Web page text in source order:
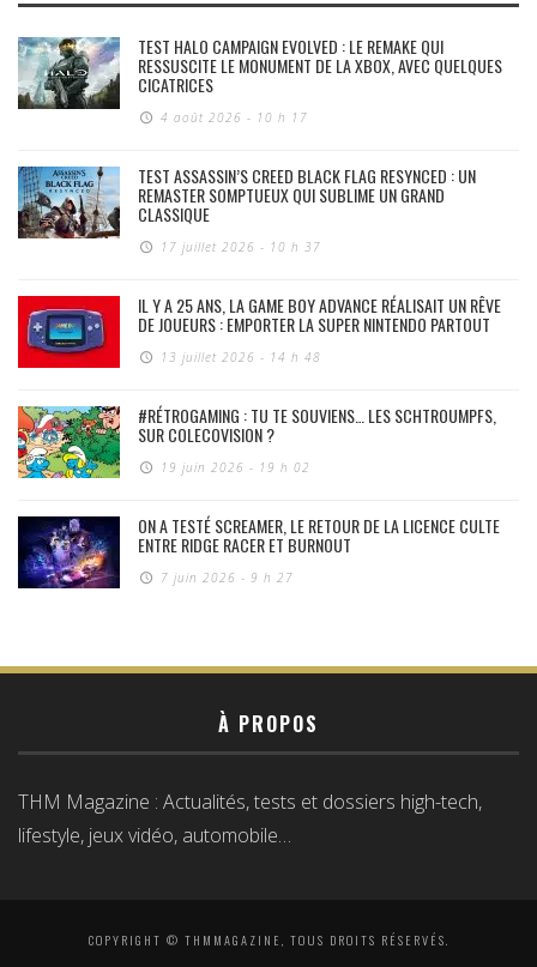
TEST HALO CAMPAIGN EVOLVED : LE REMAKE QUI
RESSUSCITE LE MONUMENT DE LA XBOX, AVEC QUELQUES
CICATRICES
4 août 2026 - 10 h 17
TEST ASSASSIN’S CREED BLACK FLAG RESYNCED : UN
REMASTER SOMPTUEUX QUI SUBLIME UN GRAND
CLASSIQUE
17 juillet 2026 - 10 h 37
IL Y A 25 ANS, LA GAME BOY ADVANCE RÉALISAIT UN RÊVE
DE JOUEURS : EMPORTER LA SUPER NINTENDO PARTOUT
13 juillet 2026 - 14 h 48
#RÉTROGAMING : TU TE SOUVIENS… LES SCHTROUMPFS,
SUR COLECOVISION ?
19 juin 2026 - 19 h 02
ON A TESTÉ SCREAMER, LE RETOUR DE LA LICENCE CULTE
ENTRE RIDGE RACER ET BURNOUT
7 juin 2026 - 9 h 27
À PROPOS
THM Magazine : Actualités, tests et dossiers high-tech,
lifestyle, jeux vidéo, automobile…
COPYRIGHT © THMMAGAZINE, TOUS DROITS RÉSERVÉS.